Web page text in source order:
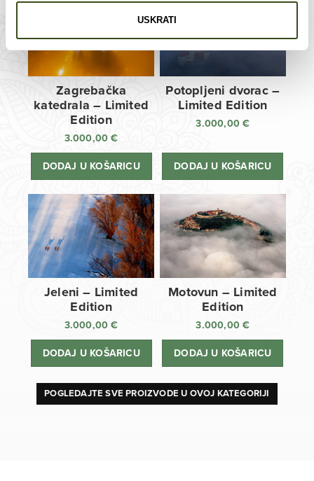
USKRATI
Zagrebačka
katedrala – Limited
Edition
3.000,00€
DODAJ U KOŠARICU
Potopljeni dvorac –
Limited Edition
3.000,00€
DODAJ U KOŠARICU
Jeleni – Limited
Edition
3.000,00€
DODAJ U KOŠARICU
Motovun – Limited
Edition
3.000,00€
DODAJ U KOŠARICU
POGLEDAJTE SVE PROIZVODE U OVOJ KATEGORIJI